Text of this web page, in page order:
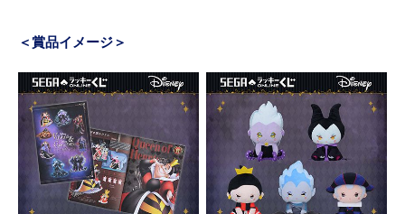
＜賞品イメージ＞